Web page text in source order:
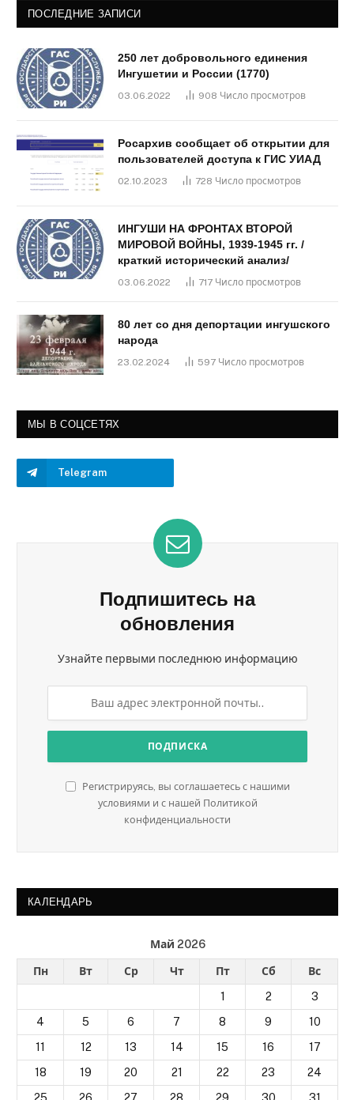
ПОСЛЕДНИЕ ЗАПИСИ
250 лет добровольного единения
Ингушетии и России (1770)
03.06.2022 908 Число просмотров
Росархив сообщает об открытии для
пользователей доступа к ГИС УИАД
02.10.2023 728 Число просмотров
ИНГУШИ НА ФРОНТАХ ВТОРОЙ
МИРОВОЙ ВОЙНЫ, 1939-1945 гг. /
краткий исторический анализ/
03.06.2022 717 Число просмотров
80 лет со дня депортации ингушского
народа
23.02.2024 597 Число просмотров
МЫ В СОЦСЕТЯХ
Telegram
Подпишитесь на
обновления
Узнайте первыми последнюю информацию
Регистрируясь, вы соглашаетесь с нашими
условиями и с нашей Политикой
конфиденциальности
КАЛЕНДАРЬ
Май 2026
Пн Вт Ср Чт Пт Сб
Вс
1
2
3
4
5 6 7 8 9
10
11
12 13 14 15 16
17
18
19 20 21 22 23
24
25
26 27 28 29 30 31